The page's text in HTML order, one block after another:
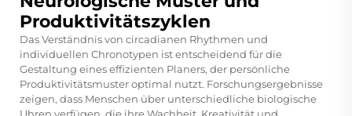
Produktivitätszyklen
Das Verständnis von circadianen Rhythmen und
individuellen Chronotypen ist entscheidend für die
Gestaltung eines effizienten Planers, der persönliche
Produktivitätsmuster optimal nutzt. Forschungsergebnisse
zeigen, dass Menschen über unterschiedliche biologische